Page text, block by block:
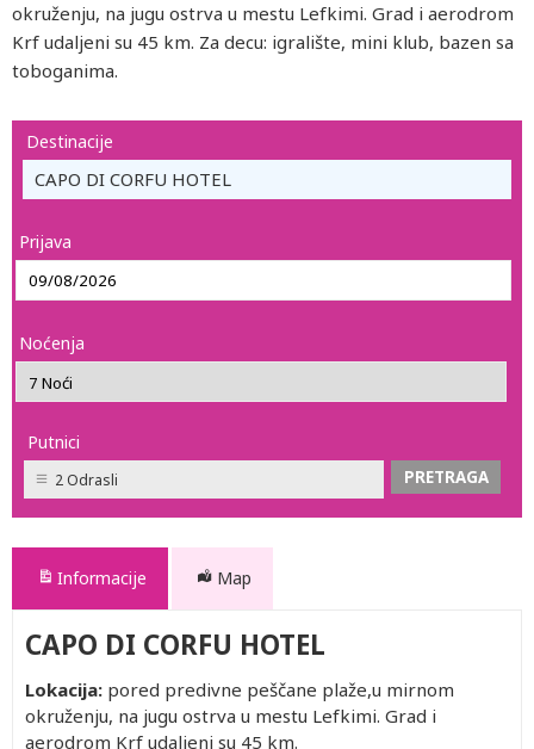
okruženju, na jugu ostrva u mestu Lefkimi. Grad i aerodrom
Krf udaljeni su 45 km. Za decu: igralište, mini klub, bazen sa
toboganima.
Destinacije
CAPO DI CORFU HOTEL
Prijava
Noćenja
Putnici
2 Odrasli
Informacije Map
CAPO DI CORFU HOTEL
Lokacija: pored predivne peščane plaže,u mirnom
okruženju, na jugu ostrva u mestu Lefkimi. Grad i
aerodrom Krf udaljeni su 45 km.